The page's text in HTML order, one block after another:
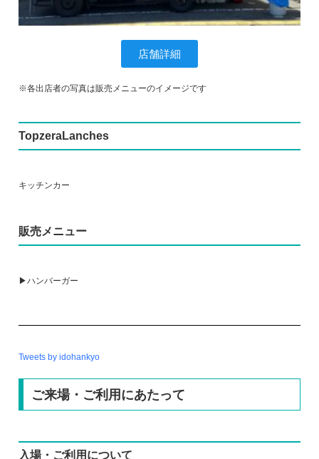
店舗詳細
※各出店者の写真は販売メニューのイメージです
TopzeraLanches
キッチンカー
販売メニュー
▶ハンバーガー
Tweets by idohankyo
ご来場・ご利用にあたって
入場・ご利用について